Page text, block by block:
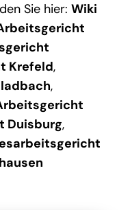
Sie hier: Wiki
Krefeld,
,
Duisburg,